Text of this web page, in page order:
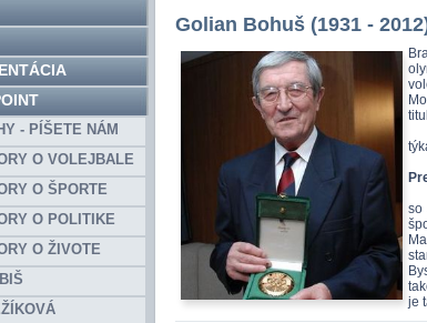
- PÍŠETE NÁM
O VOLEJBALE
O ŠPORTE
O POLITIKE
O ŽIVOTE
Golian Bohuš (1931 -
so
je